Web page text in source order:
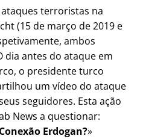
terroristas na
(15 de março de 2019 e
ambos
antes do ataque em
o presidente turco
um vídeo do ataque
seguidores. Esta ação
News a questionar:
Erdogan?